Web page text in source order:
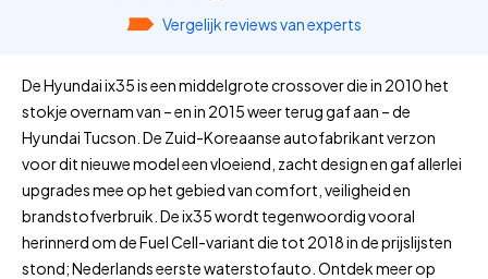
Vergelijk reviews van experts
De Hyundai ix35 is een middelgrote crossover die in 2010 het
stokje overnam van – en in 2015 weer terug gaf aan – de
Hyundai Tucson. De Zuid-Koreaanse autofabrikant verzon
voor dit nieuwe model een vloeiend, zacht design en gaf allerlei
upgrades mee op het gebied van comfort, veiligheid en
brandstofverbruik. De ix35 wordt tegenwoordig vooral
herinnerd om de Fuel Cell-variant die tot 2018 in de prijslijsten
stond; Nederlands eerste waterstofauto. Ontdek meer op